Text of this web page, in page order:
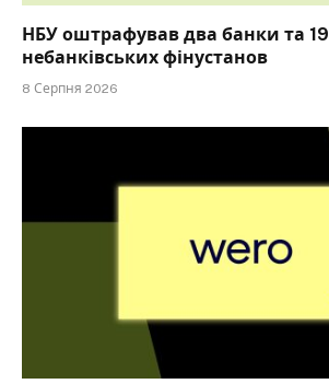
НБУ оштрафував два банки та 19
небанківських фінустанов
8 Серпня 2026